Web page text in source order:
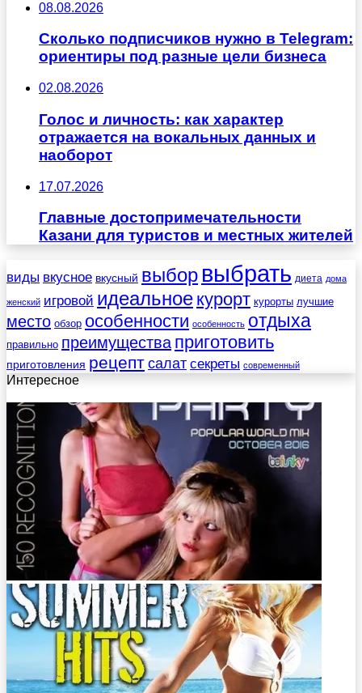
08.08.2026
Сколько подписчиков нужно в Telegram:
ориентиры под разные цели бизнеса
02.08.2026
Голос и личность: как характер
отражается на вокальных данных и
наоборот
17.07.2026
Главные достопримечательности
Казани для туристов и местных жителей
виды вкусное вкусный выбор выбрать диета дома
женский игровой идеальное курорт курорты лучшие
место обзор особенности особенность отдыха
правильно преимущества приготовить
приготовления рецепт салат секреты современный
Интересное